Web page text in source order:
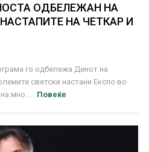
ОДБЕЛЕЖАН НА
НА ЧЕТКАР И
го одбележа Денот на
светски настани Експо во
мно ...
Повеќе